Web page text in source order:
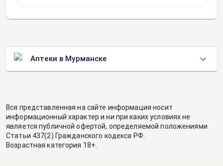
Аптеки в Мурманске
Вся представленная на сайте информация носит
информационный характер и ни при каких условиях не
является публичной офертой, определяемой положениями
Статьи 437(2) Гражданского кодекса РФ.
Возрастная категория 18+.